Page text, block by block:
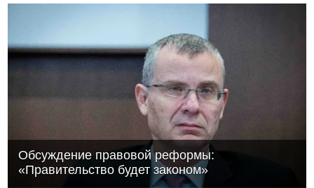
Обсуждение правовой реформы:
«Правительство будет законом»